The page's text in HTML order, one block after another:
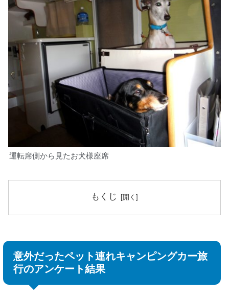
運転席側から見たお犬様座席
もくじ
意外だったペット連れキャンピングカー旅
行のアンケート結果